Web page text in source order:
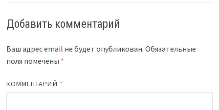
Добавить комментарий
Ваш адрес email не будет опубликован. Обязательные
поля помечены *
КОММЕНТАРИЙ *